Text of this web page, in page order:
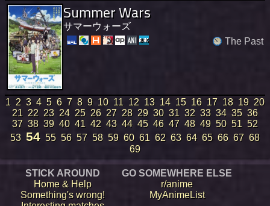
Summer Wars
サマーウォーズ
The Past
1 2 3 4 5 6 7 8 9 10 11 12 13 14 15 16 17 18 19 20
21 22 23 24 25 26 27 28 29 30 31 32 33 34 35 36
37 38 39 40 41 42 43 44 45 46 47 48 49 50 51 52
53 54 55 56 57 58 59 60 61 62 63 64 65 66 67 68
69
STICK AROUND
Home & Help
Something's wrong!
GO SOMEWHERE ELSE
r/anime
MyAnimeList